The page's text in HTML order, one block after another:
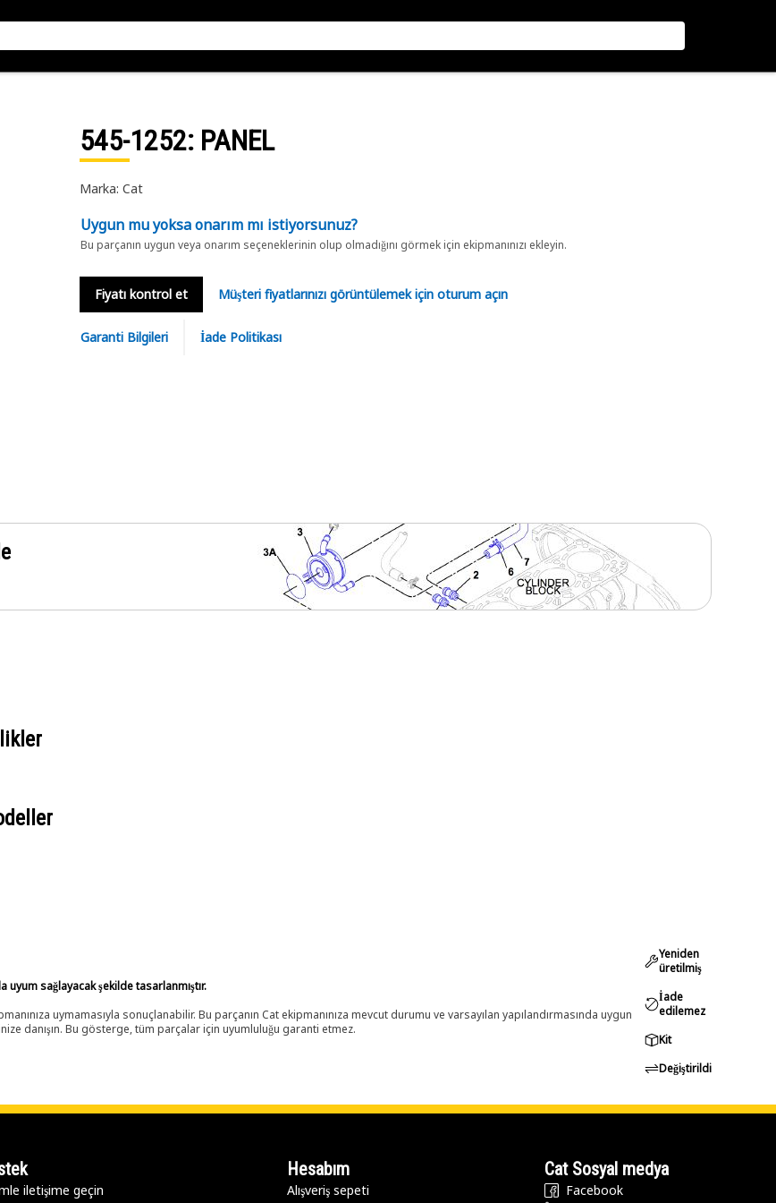
545-1252: PANEL
Marka: Cat
Uygun mu yoksa onarım mı istiyorsunuz?
Bu parçanın uygun veya onarım seçeneklerinin olup olmadığını görmek için ekipmanınızı ekleyin.
Fiyatı kontrol et Müşteri fiyatlarınızı görüntülemek için oturum açın
Garanti Bilgileri İade Politikası
sağlayacak şekilde tasarlanmıştır.
uymamasıyla sonuçlanabilir. Bu parçanın Cat ekipmanınıza mevcut durumu ve varsayılan yapılandırmasında uygun
danışın. Bu gösterge, tüm parçalar için uyumluluğu garanti etmez.
Yeniden
üretilmiş
İade
edilemez
Kit
Değiştirildi
iletişime geçin
Hesabım
Alışveriş sepeti
Cat Sosyal medya
Facebook